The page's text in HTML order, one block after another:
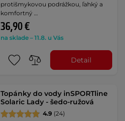
protišmykovou podrážkou, ľahký a
komfortný …
36,90 €
na sklade – 11.8. u Vás
Detail
Topánky do vody inSPORTline
Solaric Lady - šedo-ružová
4.9 (24)